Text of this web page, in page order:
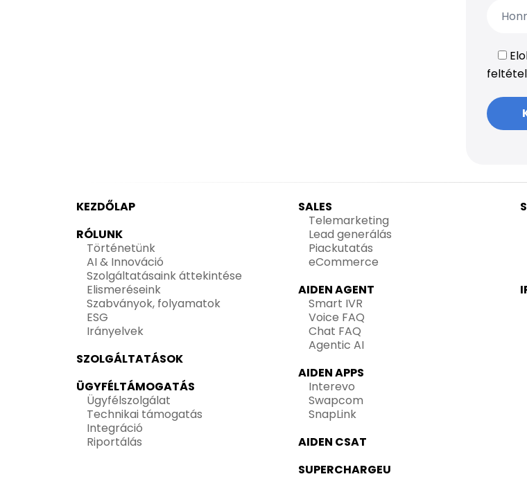
KEZDŐLAP
RÓLUNK
Történetünk
AI & Innováció
Szolgáltatásaink áttekintése
Elismeréseink
Szabványok, folyamatok
ESG
Irányelvek
SZOLGÁLTATÁSOK
ÜGYFÉLTÁMOGATÁS
Ügyfélszolgálat
Technikai támogatás
Integráció
Riportálás
SALES
Telemarketing
Lead generálás
Piackutatás
eCommerce
AIDEN AGENT
Smart IVR
Voice FAQ
Chat FAQ
Agentic AI
AIDEN APPS
Interevo
Swapcom
SnapLink
AIDEN CSAT
SUPERCHARGEU